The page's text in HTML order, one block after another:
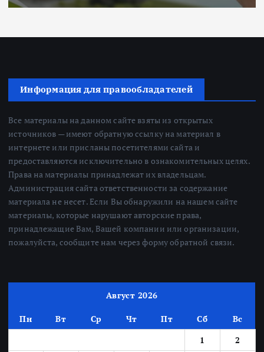
Информация для правообладателей
Все материалы на данном сайте взяты из открытых
источников — имеют обратную ссылку на материал в
интернете или присланы посетителями сайта и
предоставляются исключительно в ознакомительных целях.
Права на материалы принадлежат их владельцам.
Администрация сайта ответственности за содержание
материала не несет. Если Вы обнаружили на нашем сайте
материалы, которые нарушают авторские права,
принадлежащие Вам, Вашей компании или организации,
пожалуйста, сообщите нам через форму обратной связи.
Август 2026
Пн Вт Ср Чт Пт Сб
Вс
1
2